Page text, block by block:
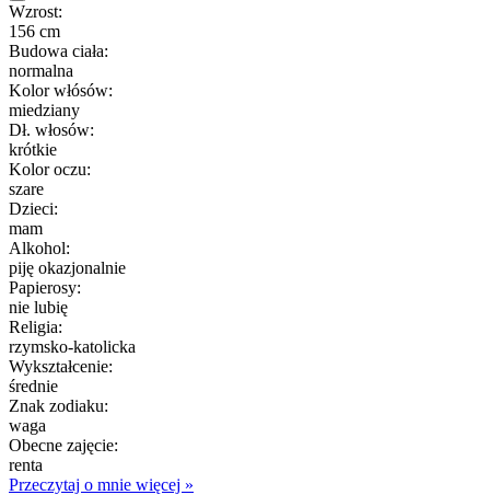
Wzrost:
156 cm
Budowa ciała:
normalna
Kolor włósów:
miedziany
Dł. włosów:
krótkie
Kolor oczu:
szare
Dzieci:
mam
Alkohol:
piję okazjonalnie
Papierosy:
nie lubię
Religia:
rzymsko-katolicka
Wykształcenie:
średnie
Znak zodiaku:
waga
Obecne zajęcie:
renta
Przeczytaj o mnie więcej »